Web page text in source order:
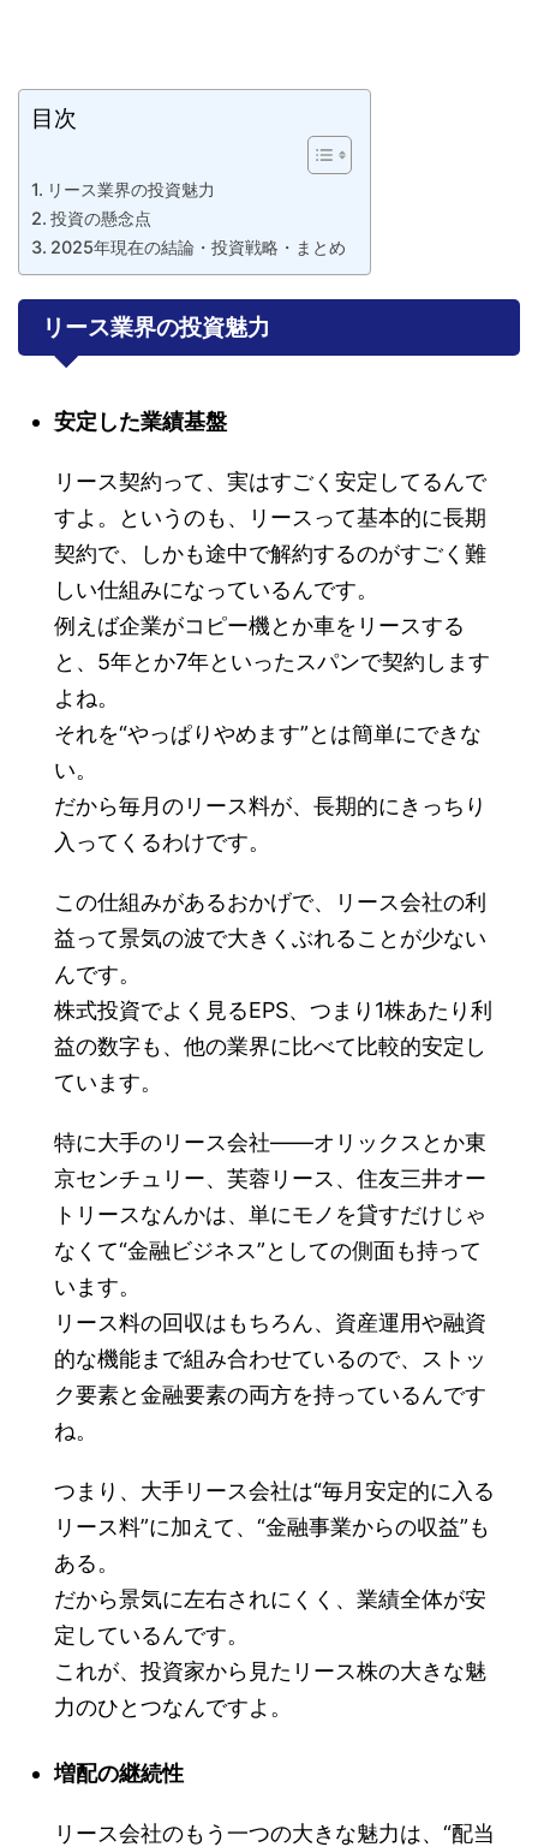
目次
リース業界の投資魅力
投資の懸念点
2025年現在の結論・投資戦略・まとめ
リース業界の投資魅力
安定した業績基盤
リース契約って、実はすごく安定してるんで
すよ。というのも、リースって基本的に長期
契約で、しかも途中で解約するのがすごく難
しい仕組みになっているんです。
例えば企業がコピー機とか車をリースする
と、5年とか7年といったスパンで契約します
よね。
それを“やっぱりやめます”とは簡単にできな
い。
だから毎月のリース料が、長期的にきっちり
入ってくるわけです。
この仕組みがあるおかげで、リース会社の利
益って景気の波で大きくぶれることが少ない
んです。
株式投資でよく見るEPS、つまり1株あたり利
益の数字も、他の業界に比べて比較的安定し
ています。
特に大手のリース会社――オリックスとか東
京センチュリー、芙蓉リース、住友三井オー
トリースなんかは、単にモノを貸すだけじゃ
なくて“金融ビジネス”としての側面も持って
います。
リース料の回収はもちろん、資産運用や融資
的な機能まで組み合わせているので、ストッ
ク要素と金融要素の両方を持っているんです
ね。
つまり、大手リース会社は“毎月安定的に入る
リース料”に加えて、“金融事業からの収益”も
ある。
だから景気に左右されにくく、業績全体が安
定しているんです。
これが、投資家から見たリース株の大きな魅
力のひとつなんですよ。
増配の継続性
リース会社のもう一つの大きな魅力は、“配当